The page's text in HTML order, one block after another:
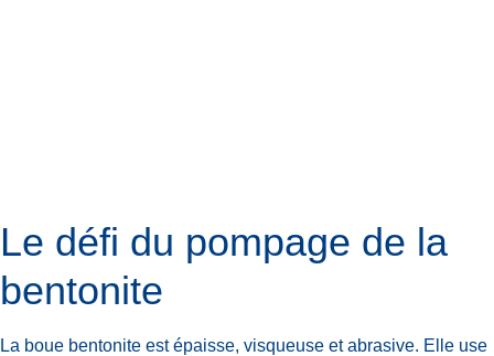
Le défi du pompage de la
bentonite
La boue bentonite est épaisse, visqueuse et abrasive. Elle use